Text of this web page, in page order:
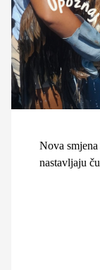
Nova
nastavljaju